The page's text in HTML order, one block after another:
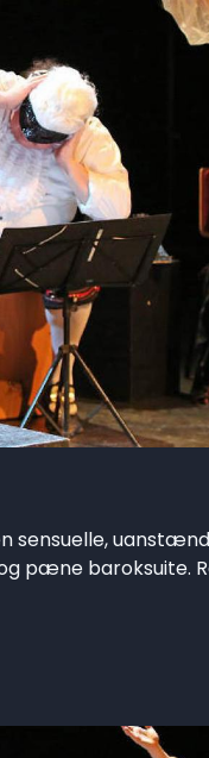
sensuelle,
pæne baroksuite.